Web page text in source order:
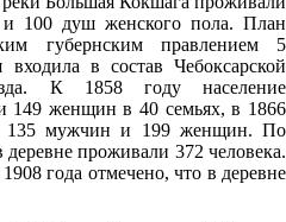
100 душ женского пола. План
губернским правлением 5
в состав Чебоксарской
К 1858 году население
149 женщин в 40 семьях, в 1866
135 мужчин и 199 женщин. По
проживали 372 человека.
года отмечено, что в деревне